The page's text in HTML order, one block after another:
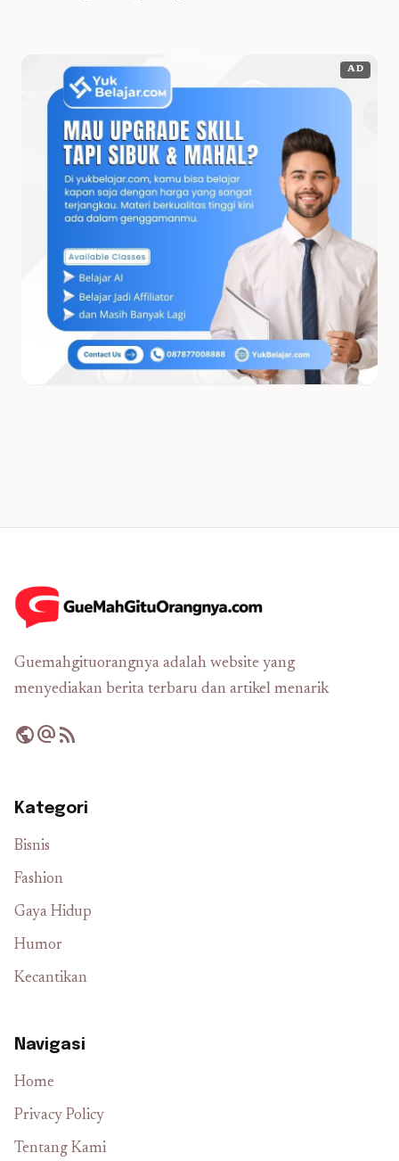
AD
Guemahgituorangnya adalah website yang
menyediakan berita terbaru dan artikel menarik
publicalternate_emailrss_feed
Kategori
Bisnis
Fashion
Gaya Hidup
Humor
Kecantikan
Navigasi
Home
Privacy Policy
Tentang Kami